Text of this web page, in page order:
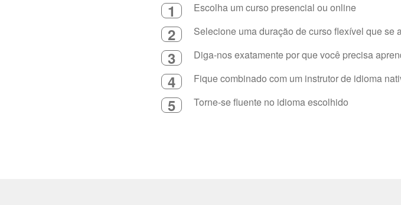
1 Escolha um curso presencial ou online
2 Selecione uma duração de curso flexível que se
3 Diga-nos exatamente por que você precisa
4 Fique combinado com um instrutor de idioma
5 Torne-se fluente no idioma escolhido